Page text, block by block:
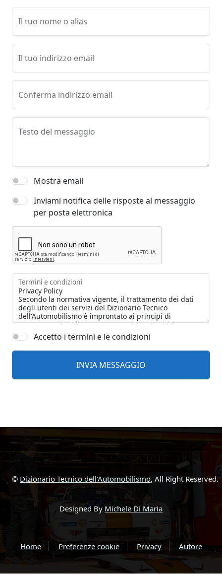
Il tuo nome o alias
Il tuo indirizzo email
Conferma indirizzo email
Testo del messaggio
Mostra email
Inviami notifica delle risposte al messaggio
per posta elettronica
Termini e condizioni
Accetto i termini e le condizioni
© Dizionario Tecnico dell'Automobilismo, All Right Reserved.
Designed By Michele Di Maria
Home Preferenze cookie Privacy Autore